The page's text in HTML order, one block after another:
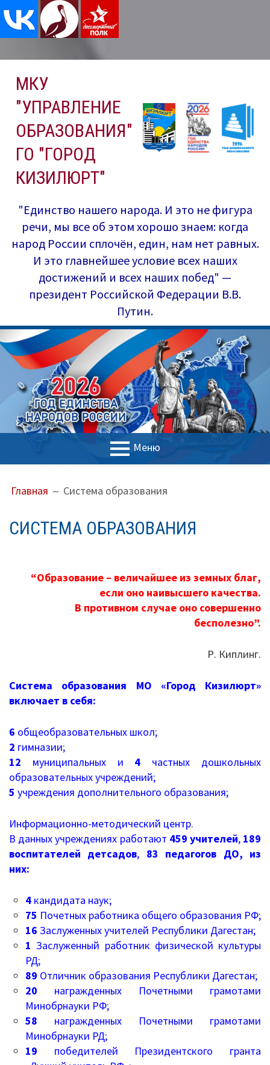
содержимому
МКУ
"УПРАВЛЕНИЕ
ОБРАЗОВАНИЯ"
ГО "ГОРОД
КИЗИЛЮРТ"
"Единство нашего народа. И это не фигура
речи, мы все об этом хорошо знаем: когда
народ России сплочён, един, нам нет равных.
И это главнейшее условие всех наших
достижений и всех наших побед" —
президент Российской Федерации В.В.
Путин.
Меню
МЕНЮ
Наш коллектив
Система образования
Контроль исполнения
Постановления
Распоряжения
Приказы
Архив приказов
Письма 2021-2023
Архив писем
План работы
Прием иностранных граждан
ГИА 2026
Конфликтная комиссия
ЕГЭ/ОГЭ
НА
(ХЛЕБНЫЕ
Главная Система образования
СИСТЕМА ОБРАЗОВАНИЯ
“Образование – величайшее из земных благ,
если оно наивысшего качества.
В противном случае оно совершенно
бесполезно”.
Р. Киплинг.
Система образования МО «Город Кизилюрт»
включает в себя:
6 общеобразовательных школ;
2 гимназии;
12 муниципальных и 4 частных дошкольных
образовательных учреждений;
5 учреждения дополнительного образования;
Информационно-методический центр.
В данных учреждениях работают 459 учителей, 189
воспитателей детсадов, 83 педагогов ДО, из
них:
4 кандидата наук;
75 Почетных работника общего образования РФ;
16 Заслуженных учителей Республики Дагестан;
1 Заслуженный работник физической культуры
РД;
89 Отличник образования Республики Дагестан;
20 награжденных Почетными грамотами
Минобрнауки РФ;
58 награжденных Почетными грамотами
Минобрнауки РД;
19 победителей Президентского гранта